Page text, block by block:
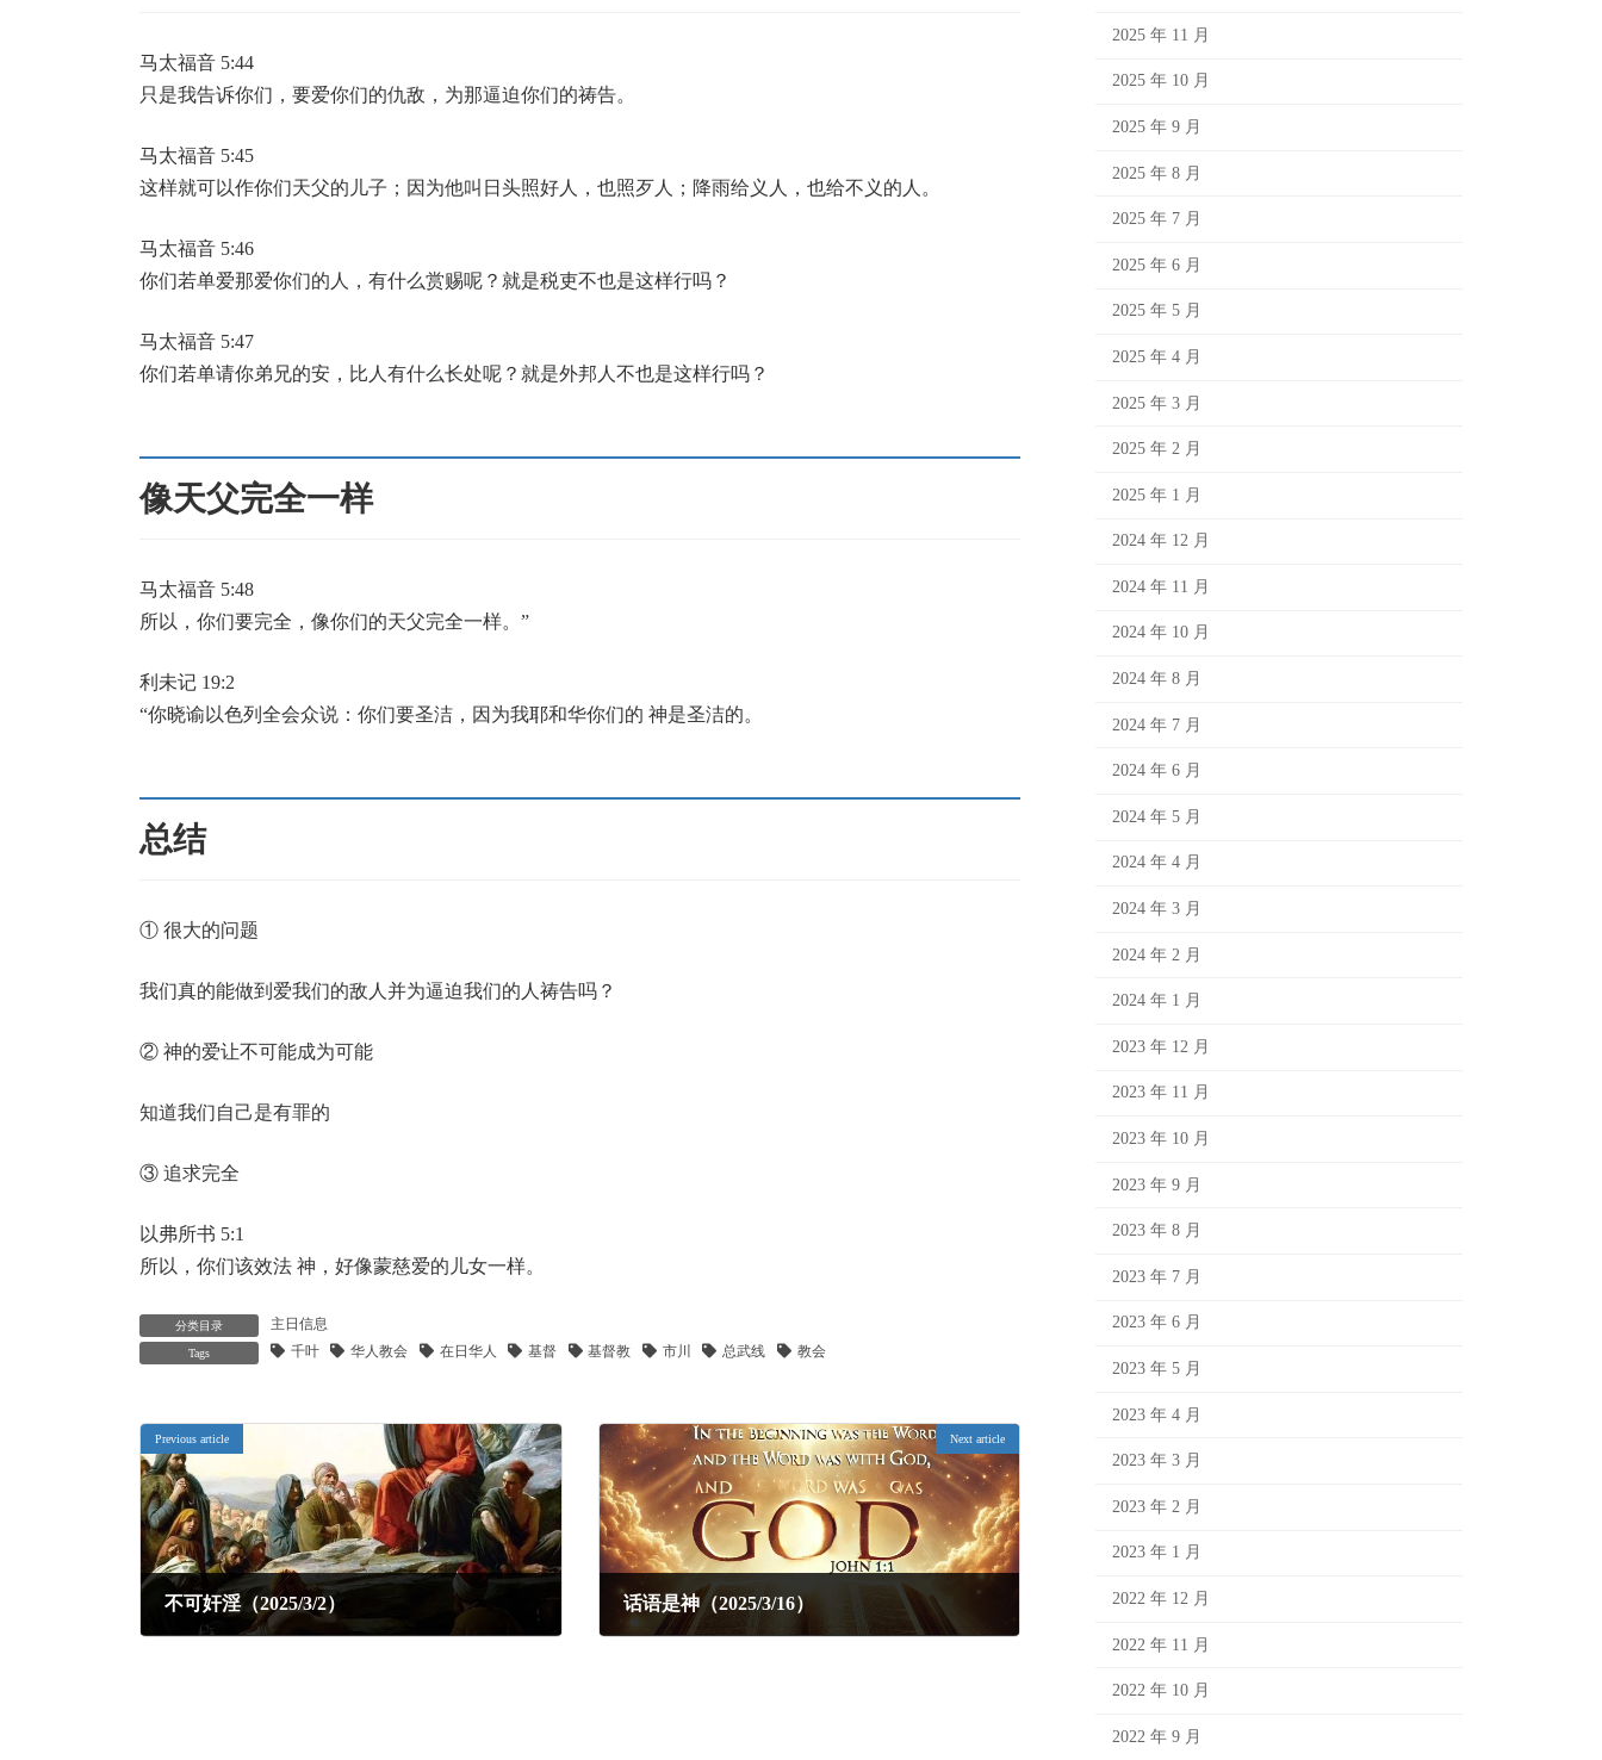
马太福音 5:44
只是我告诉你们，要爱你们的仇敌，为那逼迫你们的祷告。
马太福音 5:45
这样就可以作你们天父的儿子；因为他叫日头照好人，也照歹人；降雨给义人，也给不义的人。
马太福音 5:46
你们若单爱那爱你们的人，有什么赏赐呢？就是税吏不也是这样行吗？
马太福音 5:47
你们若单请你弟兄的安，比人有什么长处呢？就是外邦人不也是这样行吗？
像天父完全一样
马太福音 5:48
所以，你们要完全，像你们的天父完全一样。”
利未记 19:2
“你晓谕以色列全会众说：你们要圣洁，因为我耶和华你们的 神是圣洁的。
总结
① 很大的问题
我们真的能做到爱我们的敌人并为逼迫我们的人祷告吗？
② 神的爱让不可能成为可能
知道我们自己是有罪的
③ 追求完全
以弗所书 5:1
所以，你们该效法 神，好像蒙慈爱的儿女一样。
分类目录 主日信息
Tags 千叶 华人教会 在日华人 基督 基督教 市川 总武线 教会
Previous article
不可奸淫（2025/3/2）
Next article
话语是神（2025/3/16）
2025 年 11 月
2025 年 10 月
2025 年 9 月
2025 年 8 月
2025 年 7 月
2025 年 6 月
2025 年 5 月
2025 年 4 月
2025 年 3 月
2025 年 2 月
2025 年 1 月
2024 年 12 月
2024 年 11 月
2024 年 10 月
2024 年 8 月
2024 年 7 月
2024 年 6 月
2024 年 5 月
2024 年 4 月
2024 年 3 月
2024 年 2 月
2024 年 1 月
2023 年 12 月
2023 年 11 月
2023 年 10 月
2023 年 9 月
2023 年 8 月
2023 年 7 月
2023 年 6 月
2023 年 5 月
2023 年 4 月
2023 年 3 月
2023 年 2 月
2023 年 1 月
2022 年 12 月
2022 年 11 月
2022 年 10 月
2022 年 9 月